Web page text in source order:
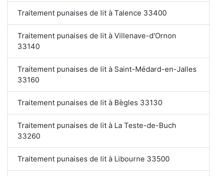
Traitement punaises de lit à Talence 33400
Traitement punaises de lit à Villenave-d'Ornon
33140
Traitement punaises de lit à Saint-Médard-en-Jalles
33160
Traitement punaises de lit à Bègles 33130
Traitement punaises de lit à La Teste-de-Buch
33260
Traitement punaises de lit à Libourne 33500